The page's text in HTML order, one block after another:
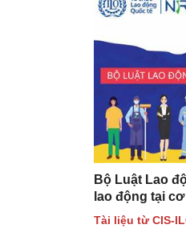
Bộ Luật Lao
lao động tại
Tài liệu từ CIS-